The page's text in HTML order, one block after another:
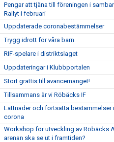
Pengar att tjäna till föreningen i
Rallyt i februari
Uppdaterade coronabestämmelser
Trygg idrott för våra barn
RIF-spelare i distriktslaget
Uppdateringar i Klubbportalen
Stort grattis till avancemanget!
Tillsammans är vi Röbäcks IF
Lättnader och fortsatta bestämmelser
corona
Workshop för utveckling av Röbäcks
arenan ska se ut i framtiden?